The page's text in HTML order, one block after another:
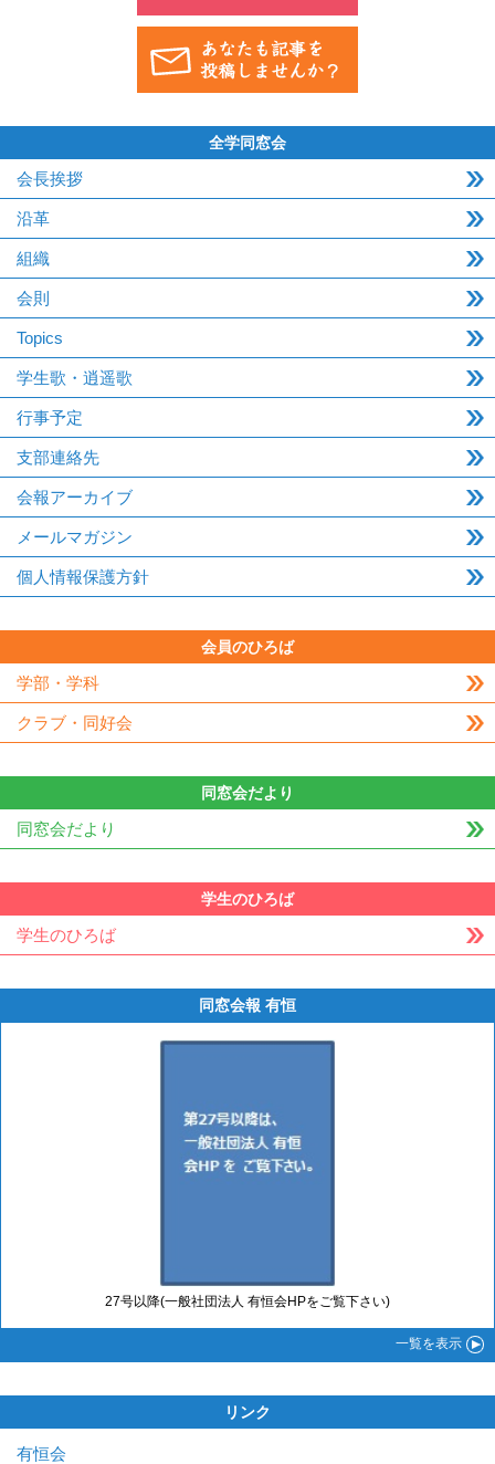
全学同窓会
会長挨拶
沿革
組織
会則
Topics
学生歌・逍遥歌
行事予定
支部連絡先
会報アーカイブ
メールマガジン
個人情報保護方針
会員のひろば
学部・学科
クラブ・同好会
同窓会だより
同窓会だより
学生のひろば
学生のひろば
同窓会報 有恒
27号以降(一般社団法人 有恒会HPをご覧下さい)
一覧を表示
リンク
有恒会